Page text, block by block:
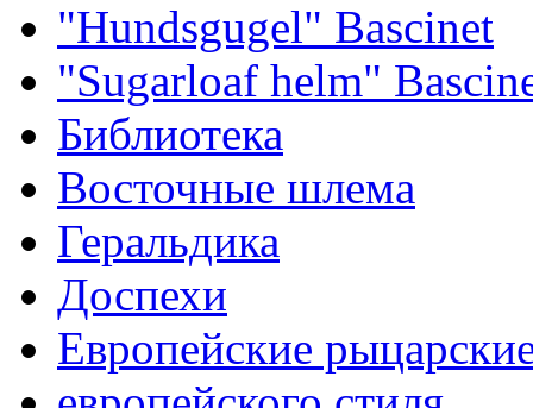
"Hundsgugel" Bascinet
"Sugarloaf helm"
Библиотека
Восточные шлема
Геральдика
Доспехи
Европейские